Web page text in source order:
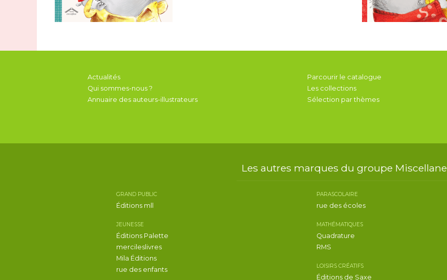
Actualités
Qui sommes-nous ?
Annuaire des auteurs-illustrateurs
Parcourir le catalogue
Les collections
Sélection par thèmes
Les autres marques du groupe Miscellane
GRAND PUBLIC
Éditions mll
JEUNESSE
Éditions Palette
mercileslivres
Mila Éditions
rue des enfants
PARASCOLAIRE
rue des écoles
MATHÉMATIQUES
Quadrature
RMS
LOISIRS CRÉATIFS
Éditions de Saxe